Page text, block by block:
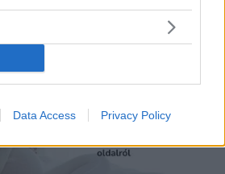
Data Access Privacy Policy